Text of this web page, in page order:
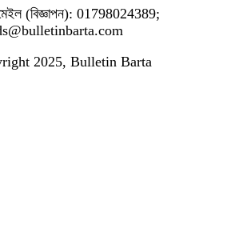
(বিজ্ঞাপন): 01798024389;
2025, Bulletin Barta